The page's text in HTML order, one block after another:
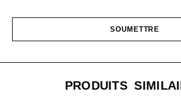
PRODUITS